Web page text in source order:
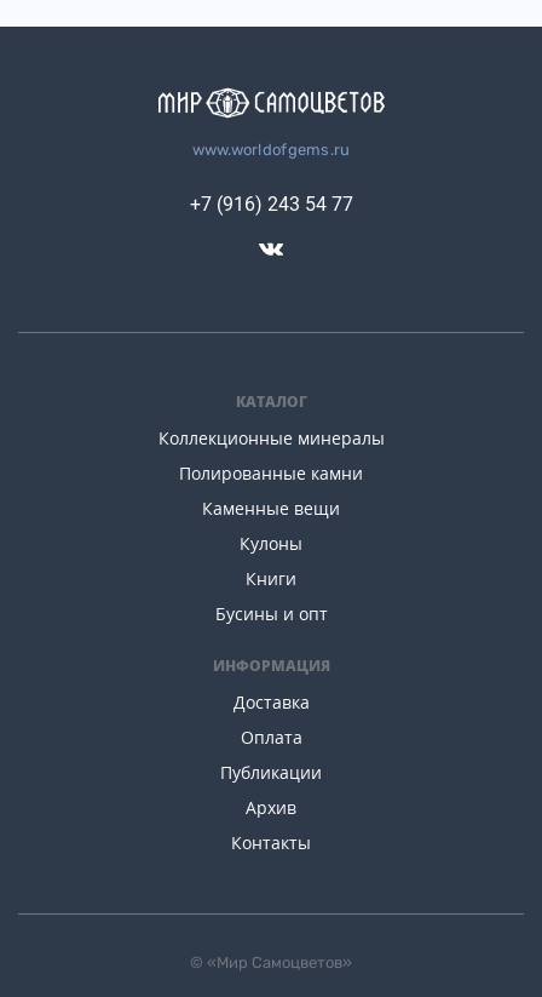
www.worldofgems.ru
КАТАЛОГ
Коллекционные минералы
Полированные камни
Каменные вещи
Кулоны
Книги
Бусины и опт
ИНФОРМАЦИЯ
Доставка
Оплата
Публикации
Архив
Контакты
+7 (916) 243 54 77
© «Мир Самоцветов»